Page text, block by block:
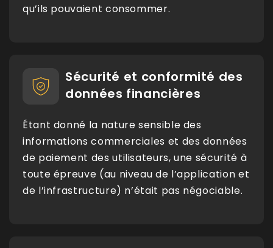
qu’ils pouvaient consommer.
Sécurité et conformité des
données financières
Étant donné la nature sensible des
informations commerciales et des données
de paiement des utilisateurs, une sécurité à
toute épreuve (au niveau de l’application et
de l’infrastructure) n’était pas négociable.